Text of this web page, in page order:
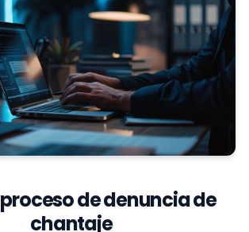
de denuncia de
chantaje